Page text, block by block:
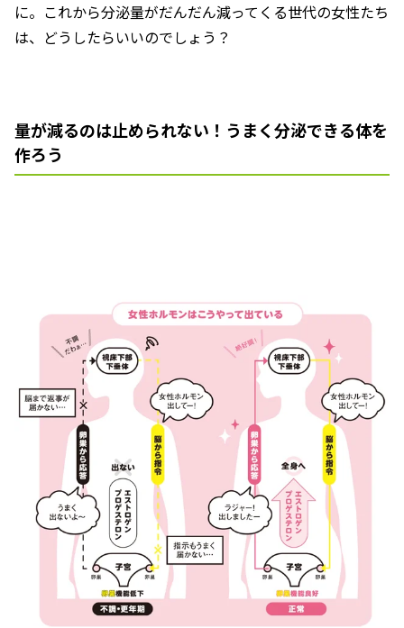
に。これから分泌量がだんだん減ってくる世代の女性たち
は、どうしたらいいのでしょう？
量が減るのは止められない！うまく分泌できる体を
作ろう